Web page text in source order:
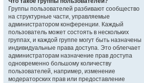
Группы пользователей разбивают сообщество
на структурные части, управляемые
администратором конференции. Каждый
пользователь может состоять в нескольких
группах, и каждой группе могут быть назначены
индивидуальные права доступа. Это облегчает
администраторам назначение прав доступа
одновременно большому количеству
пользователей, например, изменение
модераторских прав или предоставление